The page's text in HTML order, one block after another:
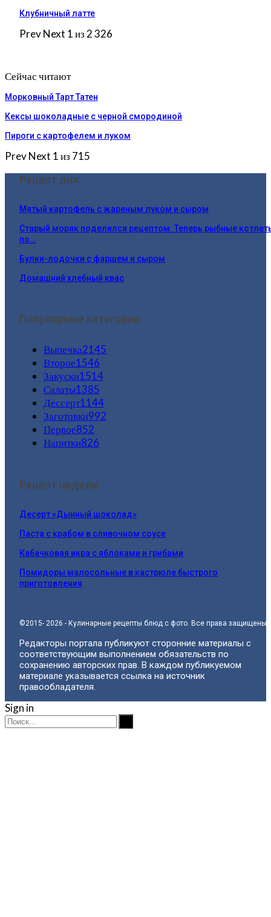
Клубничный латте
PrevNext 1 из 2 326
Сейчас читают
Морковный Тарт Татен
Кексы шоколадные с черной смородиной
Пироги c картофелем и луком
PrevNext 1 из 715
Рецепт дня:
Мятый картофель с жареным луком и сыром
Старый моряк поделился рецептом. Теперь рыбные
по…
Булки-лодочки с фаршем и сыром
Домашний хлебный квас
Популярные категории
Выпечка2145
Второе1546
Закуски1514
Салаты1385
Дессерт1144
Заготовки992
Первое852
Напитки826
Рецепт недели:
Десерт «Дынный шоколад»
Паста с крабом в сливочном соусе
Кабачковая икра с яблоками и грибами
Помидоры малосольные в кастрюле быстрого
приготовления
©2015- 2026 - Кулинарные рецепты блюд с фото. Все права защищены.
Редакторы портала публикуют сторонние материалы с
соответствующим выполнением обязательств по
сохранению авторских прав. В каждом публикуемом
материале указывается ссылка на источник
правообладателя.
Sign in